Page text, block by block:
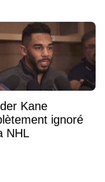
Kane
ignoré
NHL